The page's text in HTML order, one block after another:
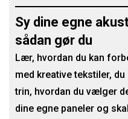
Sy dine egne
sådan gør du
Lær, hvordan du kan
med kreative tekstiler,
trin, hvordan du vælger
dine egne paneler og